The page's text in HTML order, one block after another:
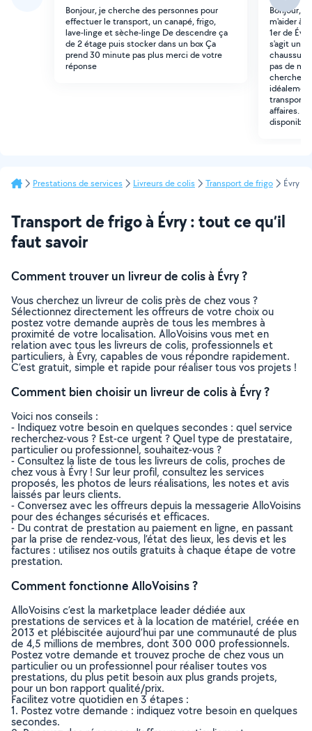
Bonjour, je cherche des personnes pour
effectuer le transport, un canapé, frigo,
lave-linge et sèche-linge De descendre ça
de 2 étage puis stocker dans un box Ça
prend 30 minute pas plus merci de votre
réponse
Bonjour,
m'aider à
1er de
s'agit
pas de
cherche
transport,
affaires.
Prestations de services Livreurs de colis Transport de frigo Évry
Transport de frigo à Évry : tout ce qu’il
faut savoir
Comment trouver un livreur de colis à Évry ?
Vous cherchez un livreur de colis près de chez vous ?
Sélectionnez directement les offreurs de votre choix ou
postez votre demande auprès de tous les membres à
proximité de votre localisation. AlloVoisins vous met en
relation avec tous les livreurs de colis, professionnels et
particuliers, à Évry, capables de vous répondre rapidement.
C’est gratuit, simple et rapide pour réaliser tous vos projets !
Comment bien choisir un livreur de colis à Évry ?
Voici nos conseils :
- Indiquez votre besoin en quelques secondes : quel service
recherchez-vous ? Est-ce urgent ? Quel type de prestataire,
particulier ou professionnel, souhaitez-vous ?
- Consultez la liste de tous les livreurs de colis, proches de
chez vous à Évry ! Sur leur profil, consultez les services
proposés, les photos de leurs réalisations, les notes et avis
laissés par leurs clients.
- Conversez avec les offreurs depuis la messagerie AlloVoisins
pour des échanges sécurisés et efficaces.
- Du contrat de prestation au paiement en ligne, en passant
par la prise de rendez-vous, l’état des lieux, les devis et les
factures : utilisez nos outils gratuits à chaque étape de votre
prestation.
Comment fonctionne AlloVoisins ?
AlloVoisins c’est la marketplace leader dédiée aux
prestations de services et à la location de matériel, créée en
2013 et plébiscitée aujourd’hui par une communauté de plus
de 4,5 millions de membres, dont 300 000 professionnels.
Postez votre demande et trouvez proche de chez vous un
particulier ou un professionnel pour réaliser toutes vos
prestations, du plus petit besoin aux plus grands projets,
pour un bon rapport qualité/prix.
Facilitez votre quotidien en 3 étapes :
1. Postez votre demande : indiquez votre besoin en quelques
secondes.